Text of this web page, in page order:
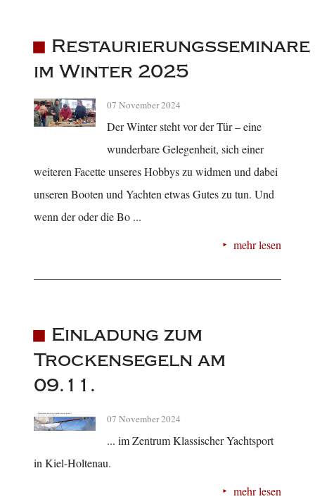
Restaurierungsseminare
im Winter 2025
07 November 2024
Der Winter steht vor der Tür – eine
wunderbare Gelegenheit, sich einer
weiteren Facette unseres Hobbys zu widmen und dabei
unseren Booten und Yachten etwas Gutes zu tun. Und
wenn der oder die Bo ...
mehr lesen
Einladung zum
Trockensegeln am
09.11.
07 November 2024
... im Zentrum Klassischer Yachtsport
in Kiel-Holtenau.
mehr lesen